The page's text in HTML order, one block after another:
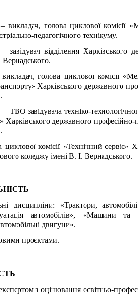
голова циклової комісії
педагогічного технікуму.
відділення Харківського
Вернадського.
голова циклової комісії
Харківського державного
ТВО завідувача техніко-
Харківського державного професійно-
комісії «Технічний сервіс»
коледжу імені В. І. Вернадського.
дисципліни: «Трактори,
автомобілів», «Машини та
двигуни».
проєктами.
з оцінювання освітньо-